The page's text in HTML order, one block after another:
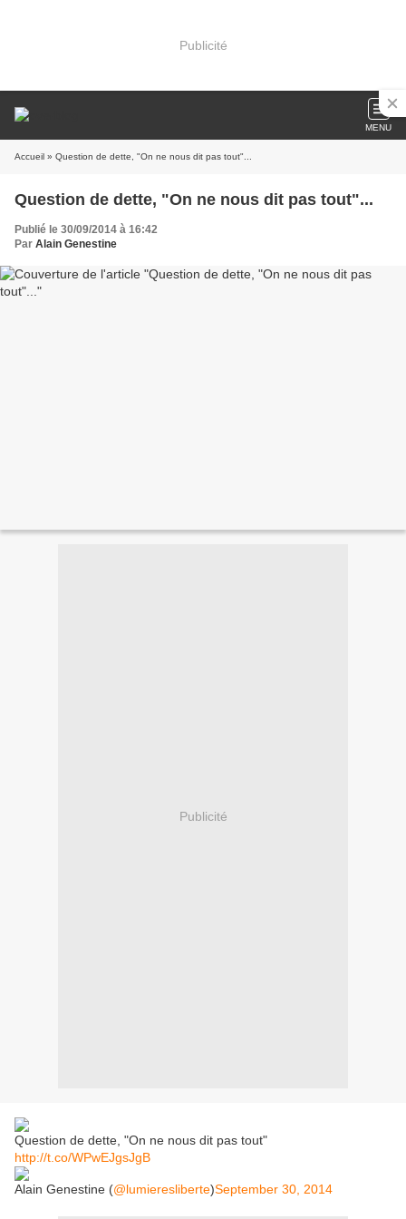
Publicité
MENU
Accueil » Question de dette, "On ne nous dit pas tout"...
Question de dette, "On ne nous dit pas tout"...
Publié le 30/09/2014 à 16:42
Par Alain Genestine
Publicité
Question de dette, "On ne nous dit pas tout"
http://t.co/WPwEJgsJgB
Alain Genestine (@lumieresliberte)September 30, 2014